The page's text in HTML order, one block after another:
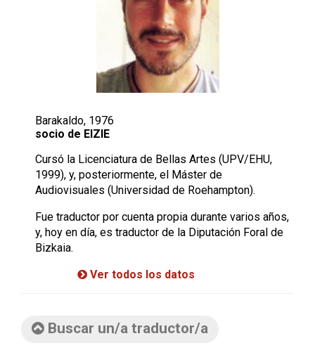
Barakaldo, 1976
socio de EIZIE
Cursó la Licenciatura de Bellas Artes (UPV/EHU,
1999), y, posteriormente, el Máster de
Audiovisuales (Universidad de Roehampton).
Fue traductor por cuenta propia durante varios años,
y, hoy en día, es traductor de la Diputación Foral de
Bizkaia.
Ver todos los datos
Buscar un/a traductor/a